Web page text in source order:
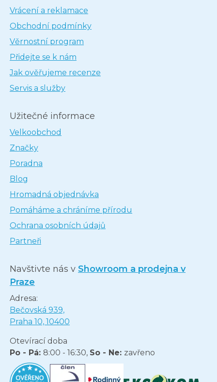
Vrácení a reklamace
Obchodní podmínky
Věrnostní program
Přidejte se k nám
Jak ověřujeme recenze
Servis a služby
Užitečné informace
Velkoobchod
Značky
Poradna
Blog
Hromadná objednávka
Pomáháme a chráníme přírodu
Ochrana osobních údajů
Partneři
Navštivte nás v Showroom a prodejna v
Praze
Adresa:
Bečovská 939,
Praha 10, 10400
Otevírací doba
Po - Pá: 8:00 - 16:30, So - Ne: zavřeno